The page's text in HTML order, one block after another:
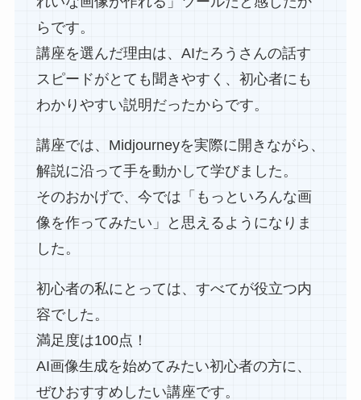
らです。
講座を選んだ理由は、AIたろうさんの話す
スピードがとても聞きやすく、初心者にも
わかりやすい説明だったからです。
講座では、Midjourneyを実際に開きながら、
解説に沿って手を動かして学びました。
そのおかげで、今では「もっといろんな画
像を作ってみたい」と思えるようになりま
した。
初心者の私にとっては、すべてが役立つ内
容でした。
満足度は100点！
AI画像生成を始めてみたい初心者の方に、
ぜひおすすめしたい講座です。